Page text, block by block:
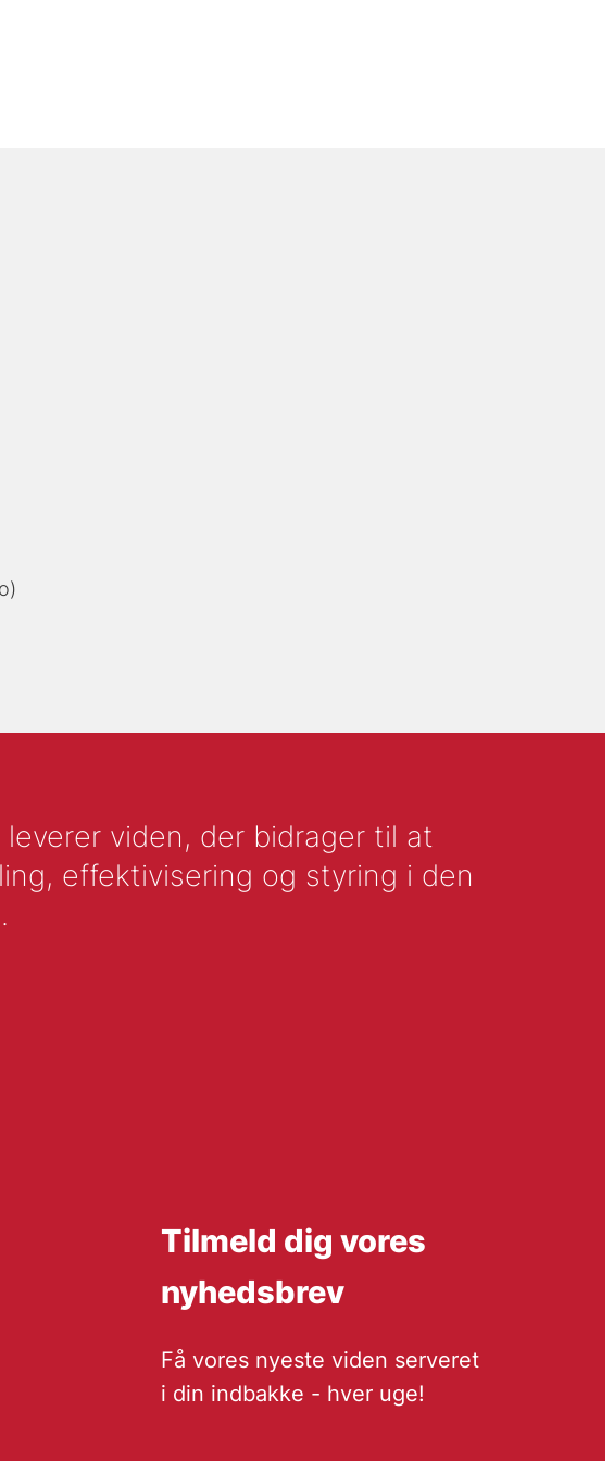
viden, der bidrager til at
effektivisering og styring i den
Tilmeld dig vores
nyhedsbrev
Få vores nyeste viden serveret
i din indbakke - hver uge!